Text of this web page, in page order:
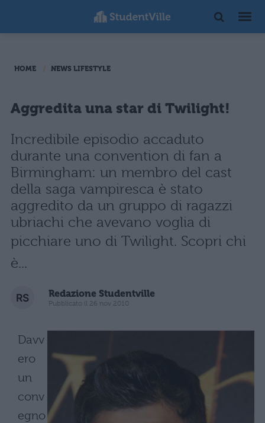
HOME NEWS LIFESTYLE
Aggredita una star di Twilight!
Incredibile episodio accaduto
durante una convention di fan a
Birmingham: un membro del cast
della saga vampiresca è stato
aggredito da un gruppo di ragazzi
ubriachi che avevano voglia di
picchiare uno di Twilight. Scopri chi
è...
Redazione Studentville
Pubblicato il 26 nov 2010
Davv
ero
un
conv
egno